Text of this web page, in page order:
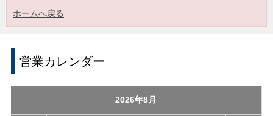
ホームへ戻る
営業カレンダー
2026年8月